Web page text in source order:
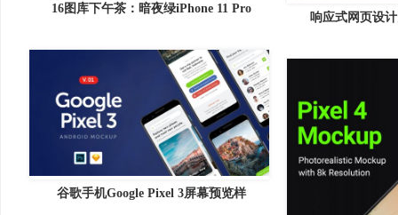
16图库下午茶：暗夜绿iPhone 11 Pro
响应式网页设
谷歌手机Google Pixel 3屏幕预览样